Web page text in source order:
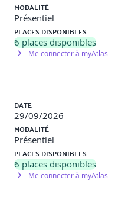
MODALITÉ
Présentiel
PLACES DISPONIBLES
6 places disponibles
Me connecter à myAtlas
DATE
29/09/2026
MODALITÉ
Présentiel
PLACES DISPONIBLES
6 places disponibles
Me connecter à myAtlas